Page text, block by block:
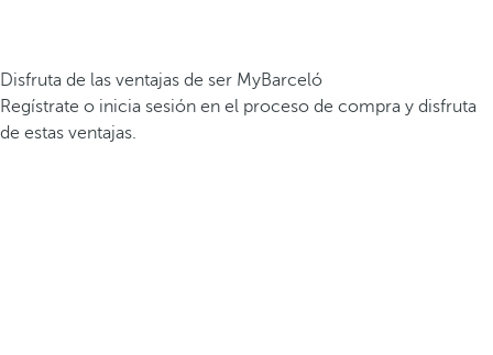
Disfruta de las ventajas de ser MyBarceló
Regístrate o inicia sesión en el proceso de compra y disfruta
de estas ventajas.